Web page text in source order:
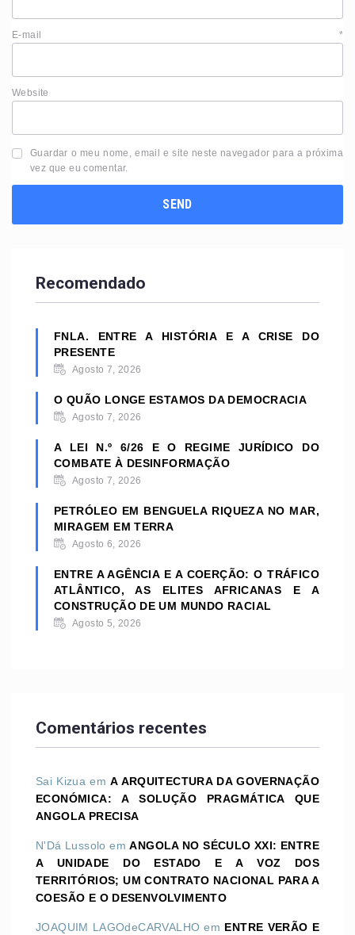
E-mail *
Website
Guardar o meu nome, email e site neste navegador para a próxima
vez que eu comentar.
Recomendado
FNLA. ENTRE A HISTÓRIA E A CRISE DO
PRESENTE
Agosto 7, 2026
O QUÃO LONGE ESTAMOS DA DEMOCRACIA
Agosto 7, 2026
A LEI N.º 6/26 E O REGIME JURÍDICO DO
COMBATE À DESINFORMAÇÃO
Agosto 7, 2026
PETRÓLEO EM BENGUELA RIQUEZA NO MAR,
MIRAGEM EM TERRA
Agosto 6, 2026
ENTRE A AGÊNCIA E A COERÇÃO: O TRÁFICO
ATLÂNTICO, AS ELITES AFRICANAS E A
CONSTRUÇÃO DE UM MUNDO RACIAL
Agosto 5, 2026
Comentários recentes
Sai Kizua emA ARQUITECTURA DA GOVERNAÇÃO
ECONÓMICA: A SOLUÇÃO PRAGMÁTICA QUE
ANGOLA PRECISA
N'Dá Lussolo emANGOLA NO SÉCULO XXI: ENTRE
A UNIDADE DO ESTADO E A VOZ DOS
TERRITÓRIOS; UM CONTRATO NACIONAL PARA A
COESÃO E O DESENVOLVIMENTO
JOAQUIM LAGOdeCARVALHO em ENTRE VERÃO E